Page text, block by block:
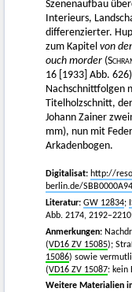
Szenenaufbau
Interieurs,
differenzierter.
zum Kapitel von
ouch morder (
16 [1933] Abb.
Nachschnittfolgen
Titelholzschnitt,
Johann Zainer
mm), nun mit
Arkadenbogen.
Digitalisat: http://
berlin.de/
Literatur: GW 12834;
Abb. 2174,
Anmerkungen:
(VD16 ZV 15085);
15086) sowie
(VD16 ZV 15087: kein
Weitere Materialien